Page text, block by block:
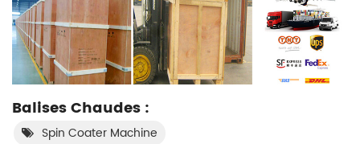
Balises Chaudes :
Spin Coater Machine